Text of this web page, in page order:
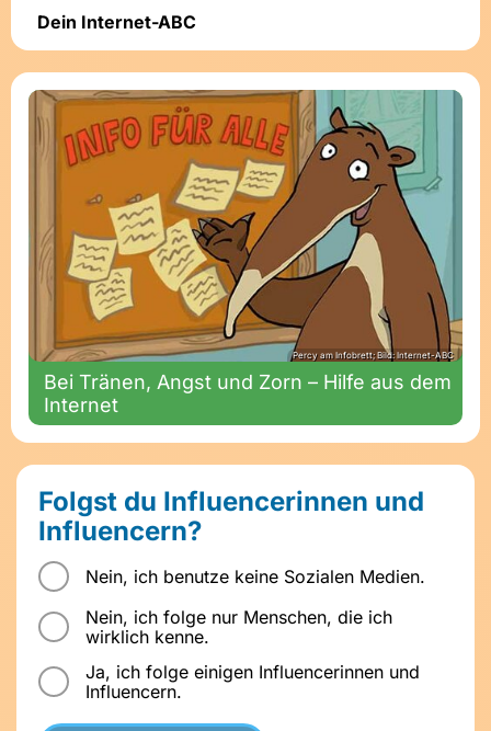
respektvoll?
Ist mein Beitrag für alle verständlich?
Möchte ich, dass andere das über
mich wissen?
Dein Internet-ABC
Percy am Infobrett; Bild: Internet-ABC
Bei Tränen, Angst und Zorn – Hilfe aus dem
Internet
Folgst du Influencerinnen und
Influencern?
Nein, ich benutze keine Sozialen Medien.
Nein, ich folge nur Menschen, die ich
wirklich kenne.
Ja, ich folge einigen Influencerinnen und
Influencern.